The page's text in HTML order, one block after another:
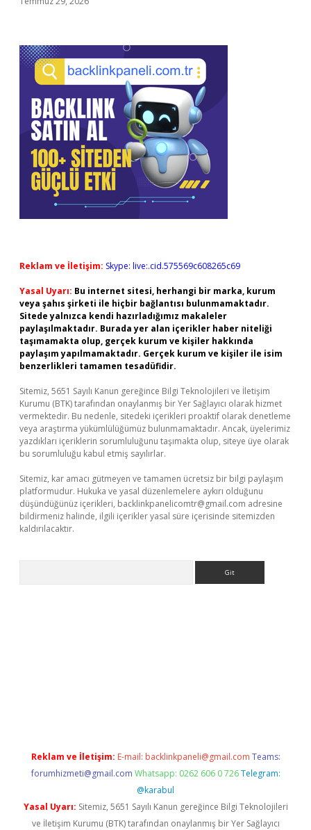
Reklam ve İletişim: Skype: live:.cid.575569c608265c69
Yasal Uyarı: Bu internet sitesi, herhangi bir marka, kurum
veya şahıs şirketi ile hiçbir bağlantısı bulunmamaktadır.
Sitede yalnızca kendi hazırladığımız makaleler
paylaşılmaktadır. Burada yer alan içerikler haber niteliği
taşımamakta olup, gerçek kurum ve kişiler hakkında
paylaşım yapılmamaktadır. Gerçek kurum ve kişiler ile isim
benzerlikleri tamamen tesadüfidir.
Sitemiz, 5651 Sayılı Kanun gereğince Bilgi Teknolojileri ve İletişim
Kurumu (BTK) tarafından onaylanmış bir Yer Sağlayıcı olarak hizmet
vermektedir. Bu nedenle, sitedeki içerikleri proaktif olarak denetleme
veya araştırma yükümlülüğümüz bulunmamaktadır. Ancak, üyelerimiz
yazdıkları içeriklerin sorumluluğunu taşımakta olup, siteye üye olarak
bu sorumluluğu kabul etmiş sayılırlar.
Sitemiz, kar amacı gütmeyen ve tamamen ücretsiz bir bilgi paylaşım
platformudur. Hukuka ve yasal düzenlemelere aykırı olduğunu
düşündüğünüz içerikleri, backlinkpanelicomtr@gmail.com adresine
bildirmeniz halinde, ilgili içerikler yasal süre içerisinde sitemizden
kaldırılacaktır.
Reklam ve İletişim: E-mail: backlinkpaneli@gmail.com Teams:
forumhizmeti@gmail.com Whatsapp: 0262 606 0 726 Telegram:
@karabul
Yasal Uyarı: Sitemiz, 5651 Sayılı Kanun gereğince Bilgi Teknolojileri
ve İletişim Kurumu (BTK) tarafından onaylanmış bir Yer Sağlayıcı